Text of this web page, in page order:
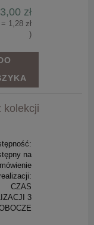
zł
1,28 zł
)
kolekcji
na
CZAS
3